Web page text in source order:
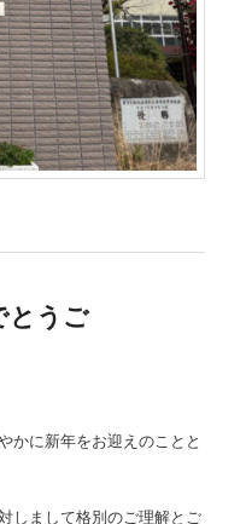
とうご
かに新年をお迎えのことと
しまして格別のご理解とご